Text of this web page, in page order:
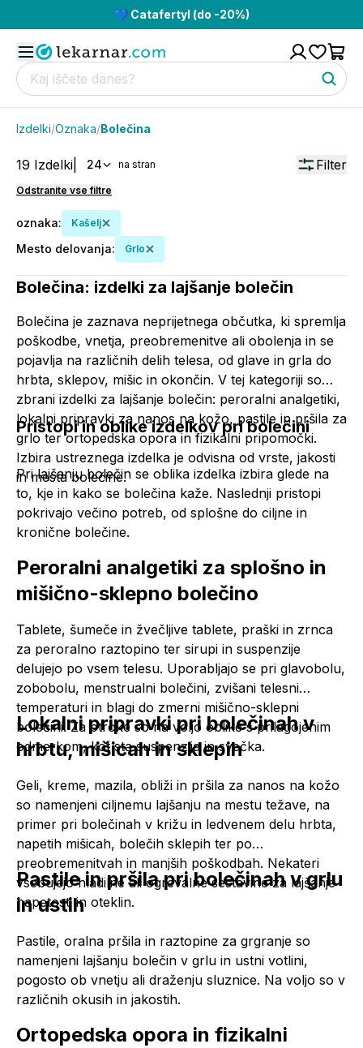
💙 Catafertyl (do -20%)
Izdelki/Oznaka/Bolečina
19 Izdelki 24 na stran Filter
Odstranite vse filtre
oznaka: Kašelj
Mesto delovanja: Grlo
Bolečina: izdelki za lajšanje bolečin
Bolečina je zaznava neprijetnega občutka, ki spremlja
poškodbe, vnetja, preobremenitve ali obolenja in se
pojavlja na različnih delih telesa, od glave in grla do
hrbta, sklepov, mišic in okončin. V tej kategoriji so
zbrani izdelki za lajšanje bolečin: peroralni analgetiki,
lokalni pripravki za nanos na kožo, pastile in pršila za
grlo ter ortopedska opora in fizikalni pripomočki.
Izbira ustreznega izdelka je odvisna od vrste, jakosti
in mesta bolečine.
Pristopi in oblike izdelkov pri bolečini
Pri lajšanju bolečin se oblika izdelka izbira glede na
to, kje in kako se bolečina kaže. Naslednji pristopi
pokrivajo večino potreb, od splošne do ciljne in
kronične bolečine.
Peroralni analgetiki za splošno in
mišično-sklepno bolečino
Tablete, šumeče in žvečljive tablete, praški in zrnca
za peroralno raztopino ter sirupi in suspenzije
delujejo po vsem telesu. Uporabljajo se pri glavobolu,
zobobolu, menstrualni bolečini, zvišani telesni
temperaturi in blagi do zmerni mišično-sklepni
bolečini. Za otroke so na voljo oblike s prilagojenim
odmerkom, kot sta suspenzija in svečka.
Lokalni pripravki pri bolečinah v
hrbtu, mišicah in sklepih
Geli, kreme, mazila, obliži in pršila za nanos na kožo
so namenjeni ciljnemu lajšanju na mestu težave, na
primer pri bolečinah v križu in ledvenem delu hrbta,
napetih mišicah, bolečih sklepih ter po
preobremenitvah in manjših poškodbah. Nekateri
vsebujejo hladilne ali ogrevalne sestavine za lajšanje
napetosti in oteklin.
Pastile in pršila pri bolečinah v grlu
in ustih
Pastile, oralna pršila in raztopine za grgranje so
namenjeni lajšanju bolečin v grlu in ustni votlini,
pogosto ob vnetju ali draženju sluznice. Na voljo so v
različnih okusih in jakostih.
Ortopedska opora in fizikalni